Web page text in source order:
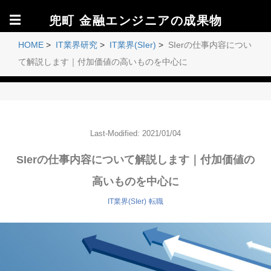
☰ 兜町 金融エンジニアの成果物
HOME > IT業界研究 > IT業界(SIer) > SIerの仕事内容につい
て解説します｜付加価値の高いものを中心に
Last-Modified: 2021/01/04
SIerの仕事内容について解説します｜付加価値の
高いものを中心に
IT業界(SIer) 転職